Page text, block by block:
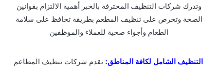
وتدرك شركات التنظيف المحترفة بالخبر أهمية الالتزام بقوانين
الصحة وتحرص على تنظيف المطعم بطريقة تحافظ على سلامة
الطعام وأجواء صحية للعملاء والموظفين
التنظيف الشامل لكافة المناطق: تقدم شركات تنظيف المطاعم